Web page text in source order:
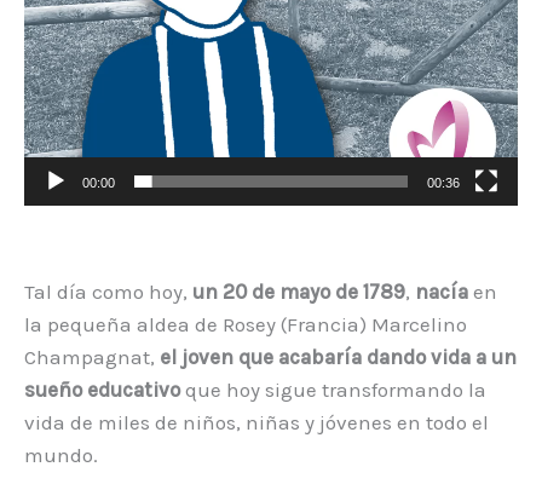
00:00 00:36
Tal día como hoy, un 20 de mayo de 1789, nacía en
la pequeña aldea de Rosey (Francia) Marcelino
Champagnat, el joven que acabaría dando vida a un
sueño educativoque hoy sigue transformando la
vida de miles de niños, niñas y jóvenes en todo el
mundo.